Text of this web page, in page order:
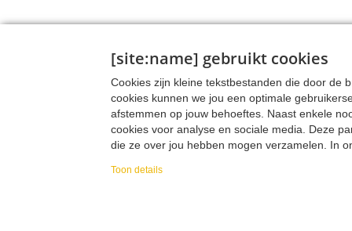
[site:name] gebruikt cookies
Cookies zijn kleine tekstbestanden die door de
cookies kunnen we jou een optimale
afstemmen op jouw behoeftes. Naast enkele
cookies voor analyse en sociale media. Deze
die ze over jou hebben mogen verzamelen. In
Toon details